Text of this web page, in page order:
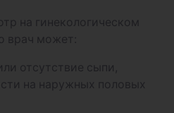
на гинекологическом
врач может:
отсутствие сыпи,
на наружных половых